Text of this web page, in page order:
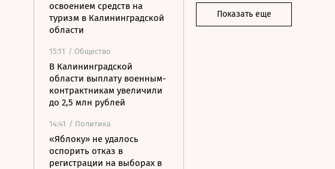
освоением средств на
туризм в Калининградской
области
15:11 / Общество
В Калининградской
области выплату военным-
контрактникам увеличили
до 2,5 млн рублей
14:41 / Политика
«Яблоку» не удалось
оспорить отказ в
регистрации на выборах в
Показать еще